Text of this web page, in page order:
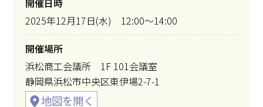
開催日時
2025年12月17日(水) 12:00～14:00
開催場所
浜松商工会議所 1F 101会議室
静岡県浜松市中央区東伊場2-7-1